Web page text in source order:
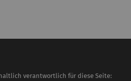
verantwortlich für diese Seite: